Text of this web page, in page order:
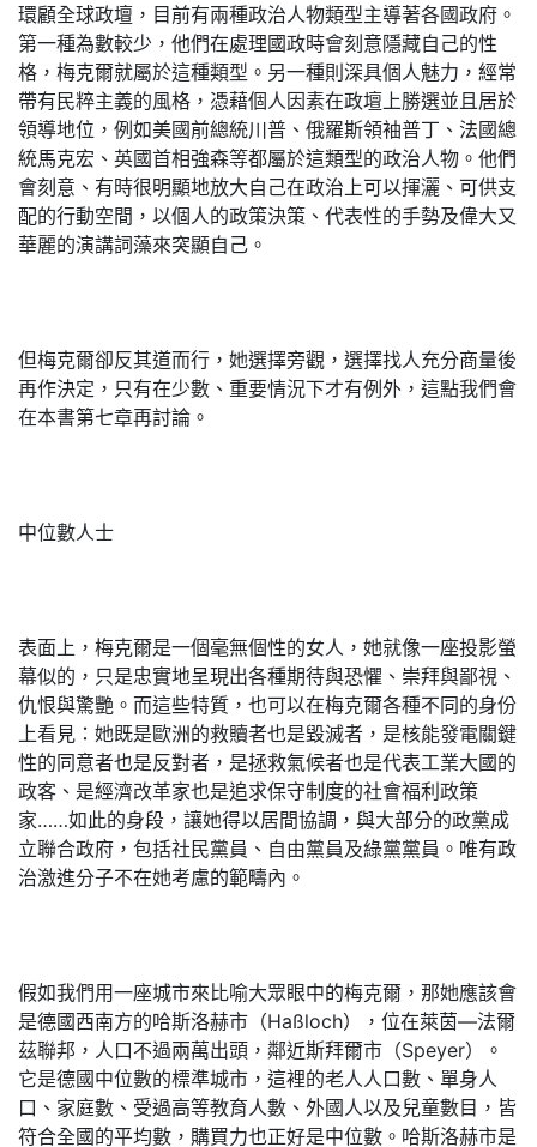
環顧全球政壇，目前有兩種政治人物類型主導著各國政府。
第一種為數較少，他們在處理國政時會刻意隱藏自己的性
格，梅克爾就屬於這種類型。另一種則深具個人魅力，經常
帶有民粹主義的風格，憑藉個人因素在政壇上勝選並且居於
領導地位，例如美國前總統川普、俄羅斯領袖普丁、法國總
統馬克宏、英國首相強森等都屬於這類型的政治人物。他們
會刻意、有時很明顯地放大自己在政治上可以揮灑、可供支
配的行動空間，以個人的政策決策、代表性的手勢及偉大又
華麗的演講詞藻來突顯自己。
但梅克爾卻反其道而行，她選擇旁觀，選擇找人充分商量後
再作決定，只有在少數、重要情況下才有例外，這點我們會
在本書第七章再討論。
中位數人士
表面上，梅克爾是一個毫無個性的女人，她就像一座投影螢
幕似的，只是忠實地呈現出各種期待與恐懼、崇拜與鄙視、
仇恨與驚艷。而這些特質，也可以在梅克爾各種不同的身份
上看見：她既是歐洲的救贖者也是毀滅者，是核能發電關鍵
性的同意者也是反對者，是拯救氣候者也是代表工業大國的
政客、是經濟改革家也是追求保守制度的社會福利政策
家……如此的身段，讓她得以居間協調，與大部分的政黨成
立聯合政府，包括社民黨員、自由黨員及綠黨黨員。唯有政
治激進分子不在她考慮的範疇內。
假如我們用一座城市來比喻大眾眼中的梅克爾，那她應該會
是德國西南方的哈斯洛赫市（Haßloch），位在萊茵—法爾
茲聯邦，人口不過兩萬出頭，鄰近斯拜爾市（Speyer）。
它是德國中位數的標準城市，這裡的老人人口數、單身人
口、家庭數、受過高等教育人數、外國人以及兒童數目，皆
符合全國的平均數，購買力也正好是中位數。哈斯洛赫市是